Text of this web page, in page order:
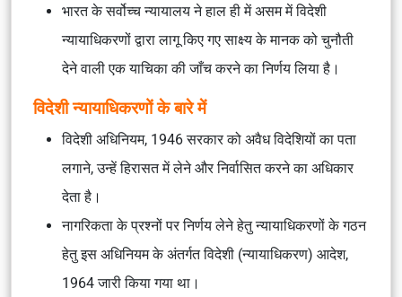
भारत के सर्वोच्च न्यायालय ने हाल ही में असम में विदेशी
न्यायाधिकरणों द्वारा लागू किए गए साक्ष्य के मानक को चुनौती
देने वाली एक याचिका की जाँच करने का निर्णय लिया है।
विदेशी न्यायाधिकरणों के बारे में
विदेशी अधिनियम, 1946 सरकार को अवैध विदेशियों का पता
लगाने, उन्हें हिरासत में लेने और निर्वासित करने का अधिकार
देता है।
नागरिकता के प्रश्नों पर निर्णय लेने हेतु न्यायाधिकरणों के गठन
हेतु इस अधिनियम के अंतर्गत विदेशी (न्यायाधिकरण) आदेश,
1964 जारी किया गया था।